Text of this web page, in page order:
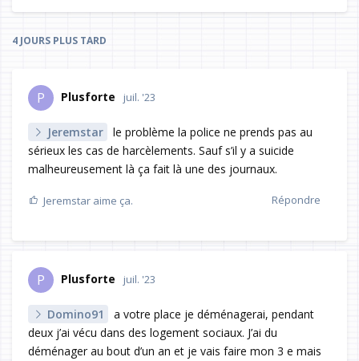
4 JOURS PLUS TARD
P Plusforte juil. '23
Jeremstar
le problème la police ne prends pas au
sérieux les cas de harcèlements. Sauf s’il y a suicide
malheureusement là ça fait là une des journaux.
Répondre
Jeremstar aime ça.
P Plusforte juil. '23
Domino91
a votre place je déménagerai, pendant
deux j’ai vécu dans des logement sociaux. J’ai du
déménager au bout d’un an et je vais faire mon 3 e mais